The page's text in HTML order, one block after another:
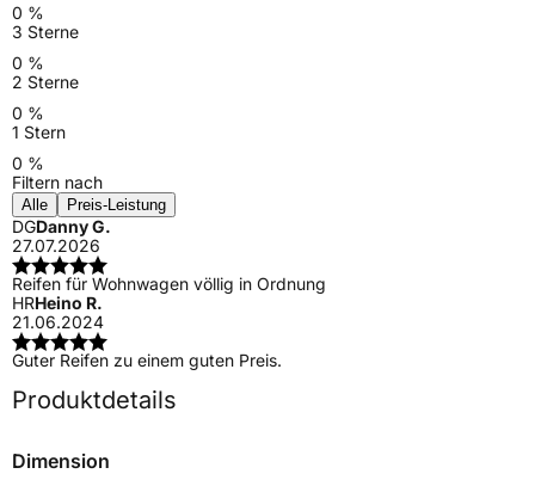
0 %
3 Sterne
0 %
2 Sterne
0 %
1 Stern
0 %
Filtern nach
Alle Preis-Leistung
DGDanny G.
27.07.2026
Reifen für Wohnwagen völlig in Ordnung
HRHeino R.
21.06.2024
Guter Reifen zu einem guten Preis.
Produktdetails
Dimension